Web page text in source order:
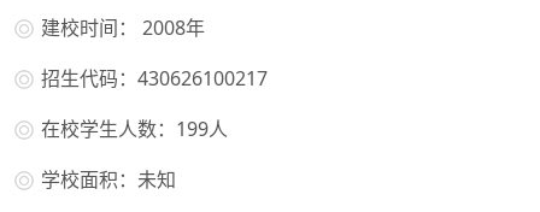
建校时间： 2008年
招生代码：430626100217
在校学生人数：199人
学校面积：未知